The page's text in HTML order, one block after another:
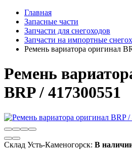
Главная
Запасные части
Запчасти для снегоходов
Запчасти на импортные
Ремень вариатора оригинал
Ремень
BRP / 417300551
Склад Усть-Каменогорск: В